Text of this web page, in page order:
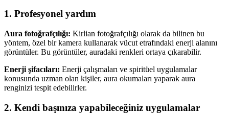
1. Profesyonel yardım
Aura fotoğrafçılığı: Kirlian fotoğrafçılığı olarak da bilinen bu
yöntem, özel bir kamera kullanarak vücut etrafındaki enerji alanını
görüntüler. Bu görüntüler, auradaki renkleri ortaya çıkarabilir.
Enerji şifacıları: Enerji çalışmaları ve spiritüel uygulamalar
konusunda uzman olan kişiler, aura okumaları yaparak aura
renginizi tespit edebilirler.
2. Kendi başınıza yapabileceğiniz uygulamalar